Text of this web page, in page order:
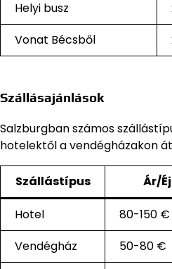
Helyi busz
Vonat Bécsből
Szállásajánlások
Salzburgban számos
hotelektől a vendégházakon
Szállástípus Ár/Éj
Hotel
80-150 €
Vendégház
50-80 €